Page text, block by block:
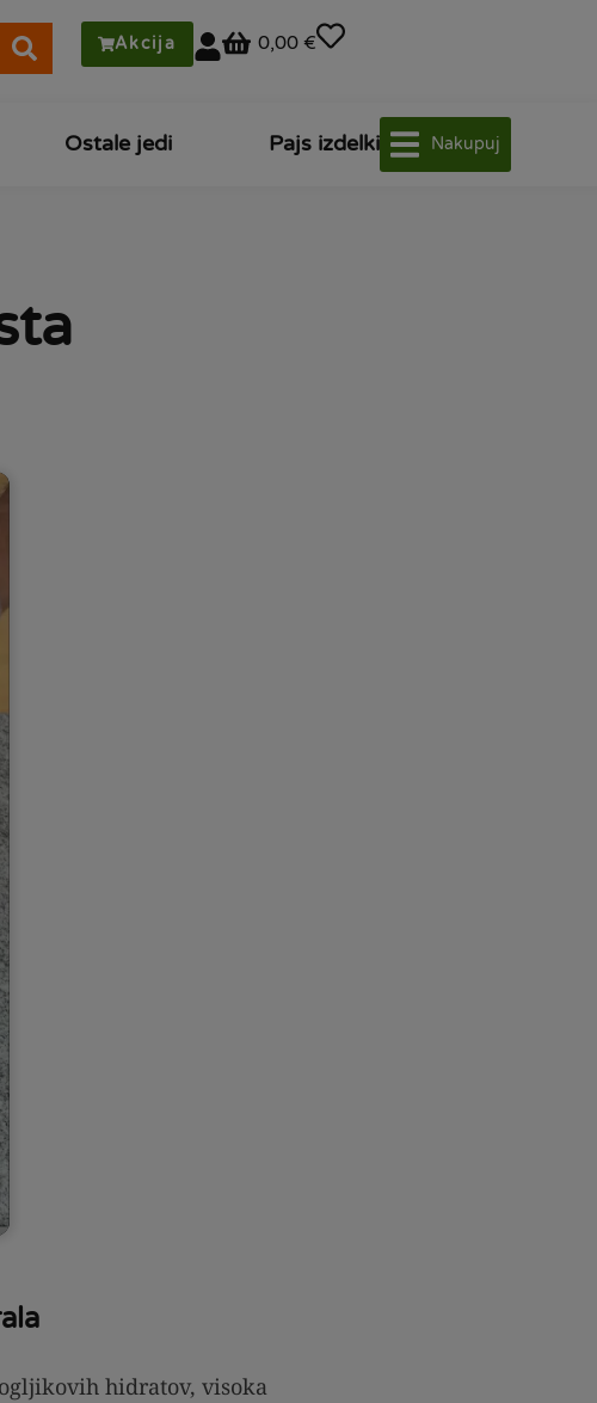
Akcija 0,00 €
Ostale jedi Pajs izdelki Nakupuj
hidratov, visoka